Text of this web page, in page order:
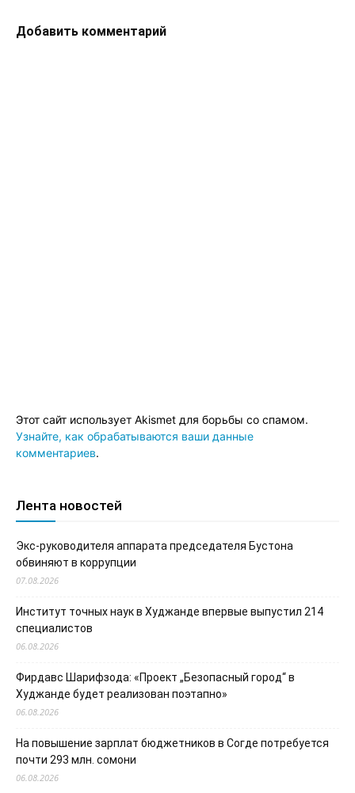
Добавить комментарий
Этот сайт использует Akismet для борьбы со спамом.
Узнайте, как обрабатываются ваши данные
комментариев.
Лента новостей
Экс-руководителя аппарата председателя Бустона
обвиняют в коррупции
07.08.2026
Институт точных наук в Худжанде впервые выпустил 214
специалистов
06.08.2026
Фирдавс Шарифзода: «Проект „Безопасный город“ в
Худжанде будет реализован поэтапно»
06.08.2026
На повышение зарплат бюджетников в Согде потребуется
почти 293 млн. сомони
06.08.2026